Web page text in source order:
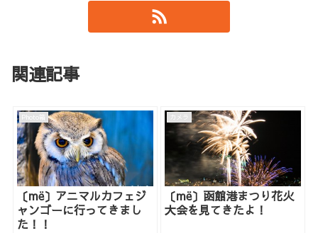
関連記事
Photo箱
〔më〕アニマルカフェジ
ャンゴーに行ってきまし
た！！
カメラ
〔më〕函館港まつり花火
大会を見てきたよ！